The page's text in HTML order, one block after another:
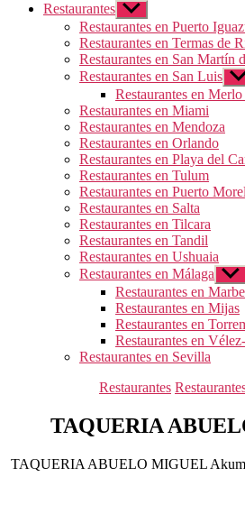
Restaurantes Mostrar
el
submenú
Restaurantes en Puerto
Restaurantes en Termas de
Restaurantes en San Martín
Restaurantes en San Luis
el
Restaurantes en
Restaurantes en Miami
Restaurantes en Mendoza
Restaurantes en Orlando
Restaurantes en Playa del
Restaurantes en Tulum
Restaurantes en Puerto
Restaurantes en Salta
Restaurantes en Tilcara
Restaurantes en Tandil
Restaurantes en Ushuaia
Restaurantes en Málaga
el
Restaurantes en
Restaurantes en Mijas
Restaurantes en
Restaurantes en
Restaurantes en Sevilla
Restaurantes
TAQUERIA
TAQUERIA ABUELO MIGUEL